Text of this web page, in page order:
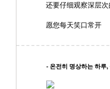
还要仔细观察深层次
愿您每天笑口常开
- 온전히 명상하는 하루